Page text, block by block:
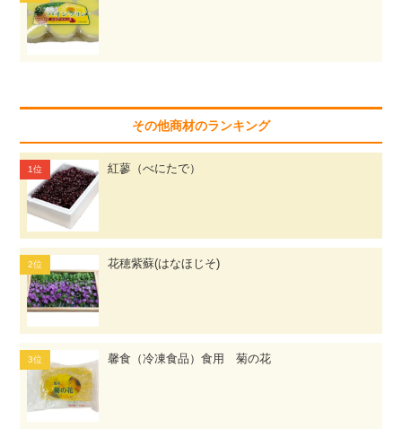
その他商材のランキング
紅蓼（べにたで）
花穂紫蘇(はなほじそ)
馨食（冷凍食品）食用 菊の花